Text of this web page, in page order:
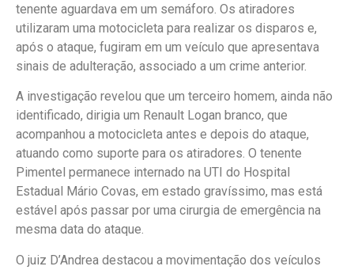
tenente aguardava em um semáforo. Os atiradores
utilizaram uma motocicleta para realizar os disparos e,
após o ataque, fugiram em um veículo que apresentava
sinais de adulteração, associado a um crime anterior.
A investigação revelou que um terceiro homem, ainda não
identificado, dirigia um Renault Logan branco, que
acompanhou a motocicleta antes e depois do ataque,
atuando como suporte para os atiradores. O tenente
Pimentel permanece internado na UTI do Hospital
Estadual Mário Covas, em estado gravíssimo, mas está
estável após passar por uma cirurgia de emergência na
mesma data do ataque.
O juiz D’Andrea destacou a movimentação dos veículos